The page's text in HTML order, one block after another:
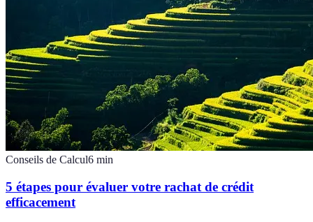
Conseils de Calcul6 min
5 étapes pour évaluer votre rachat de crédit
efficacement